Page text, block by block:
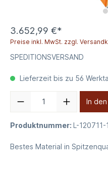
3.652,99 €*
Preise inkl. MwSt. zzgl.
SPEDITIONSVERSAND
Lieferzeit bis zu 56
In
Produktnummer: L-
Bestes Material in